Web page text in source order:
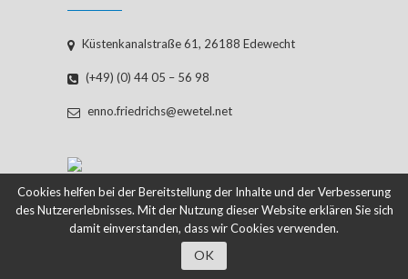
Küstenkanalstraße 61, 26188 Edewecht
(+49) (0) 44 05 – 56 98
enno.friedrichs@ewetel.net
ENNO FRIEDRICHS
Cookies helfen bei der Bereitstellung der Inhalte und der Verbesserung
des Nutzererlebnisses. Mit der Nutzung dieser Website erklären Sie sich
damit einverstanden, dass wir Cookies verwenden.
OK